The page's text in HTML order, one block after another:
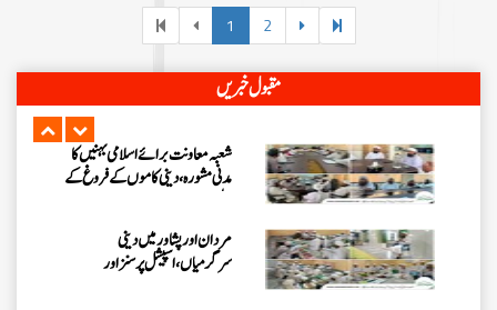
1 2
مقبول خبریں
کے تحت سرگودھا ڈویژن میں اہم مدنی
مشورہ
حیدرآباد میں شعبہ معاونت برائے
اسلامی بہنیں کا مدنی مشورہ
شعبہ معاونت برائے اسلامی بہنیں کا
مدنی مشورہ، دینی کاموں کے فروغ کے
مردان اور پشاور میں دینی
سرگرمیاں، اسپیشل پرسنز اور